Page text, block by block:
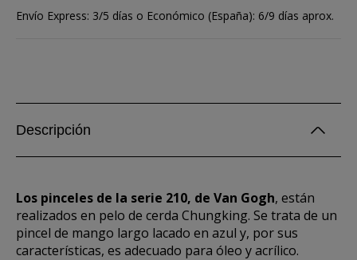
Envío Express: 3/5 días o Económico (España): 6/9 días aprox.
Descripción
Los pinceles de la serie 210, de Van Gogh, están
realizados en pelo de cerda Chungking. Se trata de un
pincel de mango largo lacado en azul y, por sus
características, es adecuado para óleo y acrílico.